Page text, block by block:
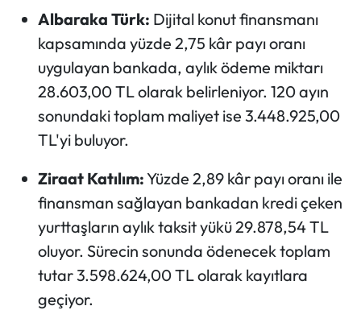
Albaraka Türk: Dijital konut finansmanı
kapsamında yüzde 2,75 kâr payı oranı
uygulayan bankada, aylık ödeme miktarı
28.603,00 TL olarak belirleniyor. 120 ayın
sonundaki toplam maliyet ise 3.448.925,00
TL'yi buluyor.
Ziraat Katılım:Yüzde 2,89 kâr payı oranı ile
finansman sağlayan bankadan kredi çeken
yurttaşların aylık taksit yükü 29.878,54 TL
oluyor. Sürecin sonunda ödenecek toplam
tutar 3.598.624,00 TL olarak kayıtlara
geçiyor.